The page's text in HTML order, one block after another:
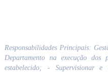
Responsabilidades Principais:
Departamento na execução
estabelecido; - Supervisionar